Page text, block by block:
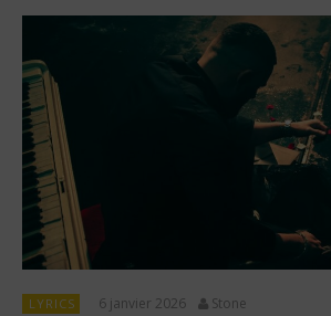
LYRICS 6 janvier 2026 Stone